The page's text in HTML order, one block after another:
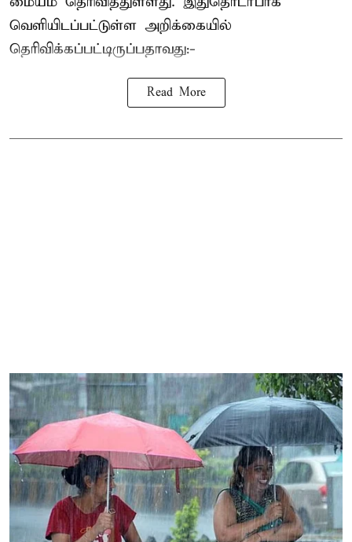
வெளியிடப்பட்டுள்ள அறிக்கையில்
தெரிவிக்கப்பட்டிருப்பதாவது:-
Read More